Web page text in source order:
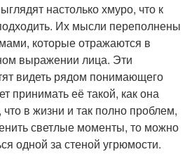
настолько хмуро, что к
Их мысли переполнены
которые отражаются в
выражении лица. Эти
видеть рядом понимающего
принимать её такой, как она
в жизни и так полно проблем,
светлые моменты, то можно
одной за стеной угрюмости.